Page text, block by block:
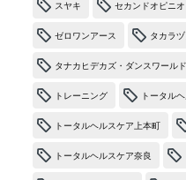
スヤキ セカンドオピニオ
ゼロワンアース タカラヅ
タナカヒデカズ・ダンスワールド
トレーニング トータル
トータルヘルスケア上本町
トータルヘルスケア奈良